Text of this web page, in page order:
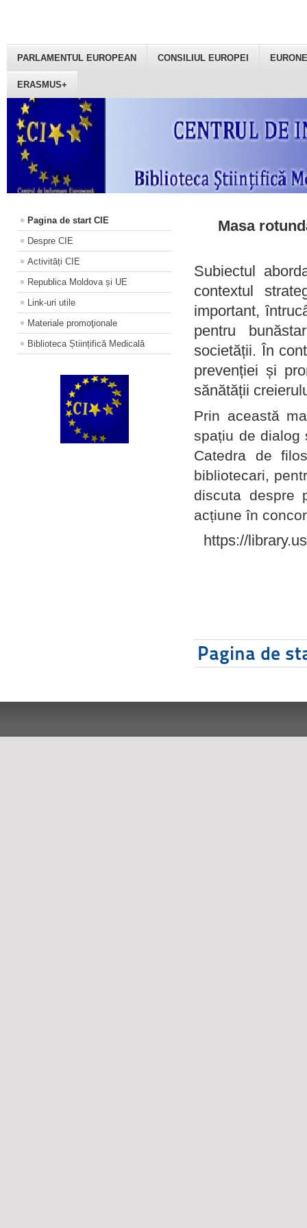
PARLAMENTUL EUROPEAN CONSILIUL EUROPEI
ERASMUS+
Pagina de start CIE
Despre CIE
Activități CIE
Republica Moldova și UE
Link-uri utile
Materiale promoţionale
Biblioteca Științifică Medicală
Masa
Subiectul
contextul
important,
pentru
societății. În
prevenției și
sănătății
Prin această
spațiu de dialog
Catedra de
bibliotecari,
discuta despre
acțiune în
https://
Pagina de